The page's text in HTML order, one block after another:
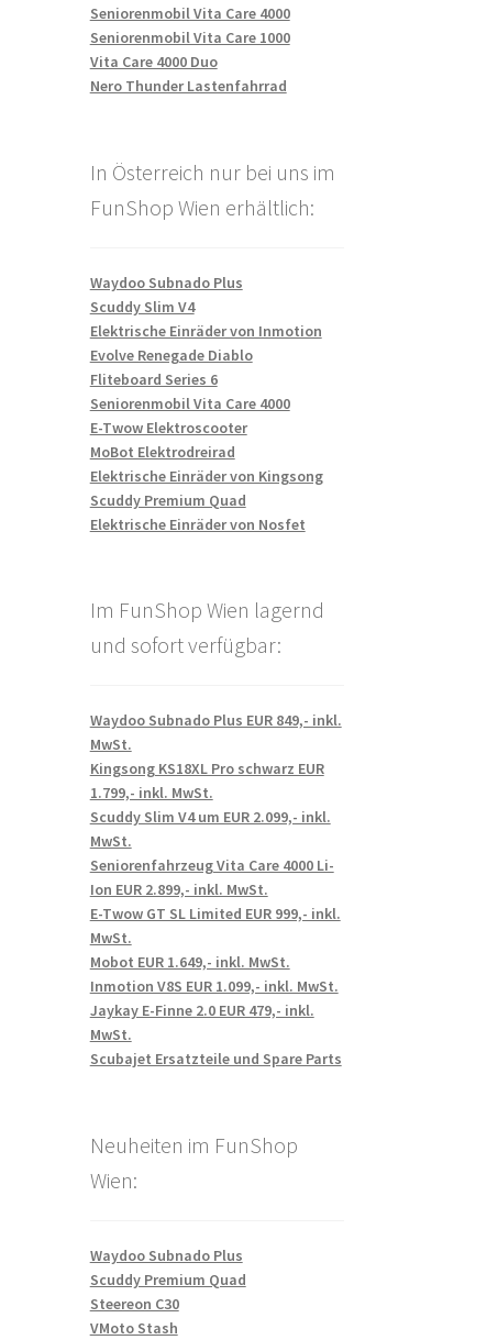
Seniorenmobil Vita Care 4000
Seniorenmobil Vita Care 1000
Vita Care 4000 Duo
Nero Thunder Lastenfahrrad
In Österreich nur bei uns im
FunShop Wien erhältlich:
Waydoo Subnado Plus
Scuddy Slim V4
Elektrische Einräder von Inmotion
Evolve Renegade Diablo
Fliteboard Series 6
Seniorenmobil Vita Care 4000
E-Twow Elektroscooter
MoBot Elektrodreirad
Elektrische Einräder von Kingsong
Scuddy Premium Quad
Elektrische Einräder von Nosfet
Im FunShop Wien lagernd
und sofort verfügbar:
Waydoo Subnado Plus EUR 849,- inkl.
MwSt.
Kingsong KS18XL Pro schwarz EUR
1.799,- inkl. MwSt.
Scuddy Slim V4 um EUR 2.099,- inkl.
MwSt.
Seniorenfahrzeug Vita Care 4000 Li-
Ion EUR 2.899,- inkl. MwSt.
E-Twow GT SL Limited EUR 999,- inkl.
MwSt.
Mobot EUR 1.649,- inkl. MwSt.
Inmotion V8S EUR 1.099,- inkl. MwSt.
Jaykay E-Finne 2.0 EUR 479,- inkl.
MwSt.
Scubajet Ersatzteile und Spare Parts
Neuheiten im FunShop
Wien:
Waydoo Subnado Plus
Scuddy Premium Quad
Steereon C30
VMoto Stash